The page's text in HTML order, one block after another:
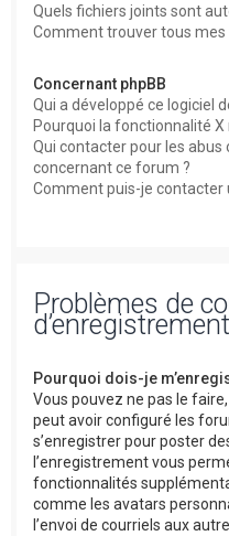
Quels fichiers joints sont
Comment trouver tous mes
Concernant phpBB
Qui a développé ce logiciel
Pourquoi la fonctionnalité X
Qui contacter pour les abus
concernant ce forum ?
Comment puis-je
Problèmes de
d’enregistrement
Pourquoi dois-je
Vous pouvez ne pas le
peut avoir configuré les
s’enregistrer pour poster
l’enregistrement vous
fonctionnalités
comme les avatars
l’envoi de courriels aux